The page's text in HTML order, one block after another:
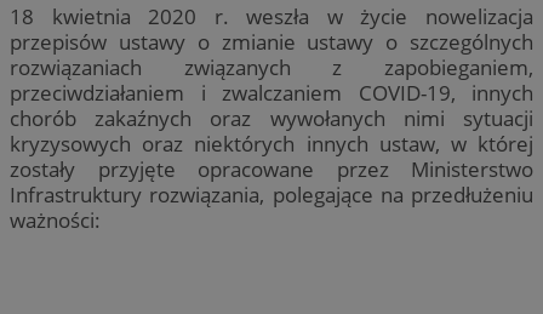
18 kwietnia 2020 r. weszła w życie nowelizacja
przepisów ustawy o zmianie ustawy o szczególnych
rozwiązaniach związanych z zapobieganiem,
przeciwdziałaniem i zwalczaniem COVID-19, innych
chorób zakaźnych oraz wywołanych nimi sytuacji
kryzysowych oraz niektórych innych ustaw, w której
zostały przyjęte opracowane przez Ministerstwo
Infrastruktury rozwiązania, polegające na przedłużeniu
ważności: